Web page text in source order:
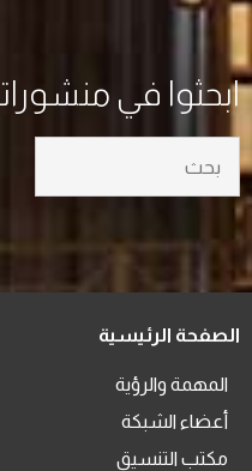
ابحثوا في
الصفحة الرئيسية
المهمة والرؤية
أعضاء الشبكة
مكتب التنسيق